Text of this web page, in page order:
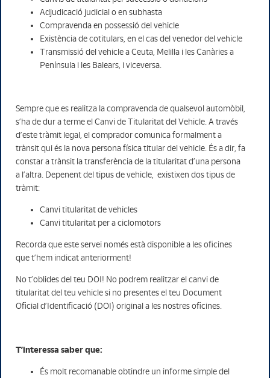
Adjudicació judicial o en subhasta
Compravenda en possessió del vehicle
Existència de cotitulars, en el cas del venedor del vehicle
Transmissió del vehicle a Ceuta, Melilla i les Canàries a
Península i les Balears, i viceversa.
Sempre que es realitza la compravenda de qualsevol automòbil,
s’ha de dur a terme el Canvi de Titularitat del Vehicle. A través
d’este tràmit legal, el comprador comunica formalment a
trànsit qui és la nova persona física titular del vehicle. És a dir, fa
constar a trànsit la transferència de la titularitat d’una persona
a l’altra. Depenent del tipus de vehicle, existixen dos tipus de
tràmit:
Canvi titularitat de vehicles
Canvi titularitat per a ciclomotors
Recorda que este servei només està disponible a les oficines
que t’hem indicat anteriorment!
No t’oblides del teu DOI! No podrem realitzar el canvi de
titularitat del teu vehicle si no presentes el teu Document
Oficial d’Identificació (DOI) original a les nostres oficines.
T’interessa saber que:
És molt recomanable obtindre un informe simple del